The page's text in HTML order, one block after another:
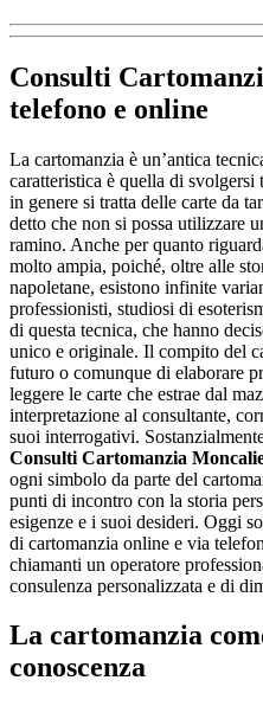
Consulti
telefono e online
La cartomanzia è un’antica
caratteristica è quella di svolgersi
in genere si tratta delle carte da
detto che non si possa utilizzare
ramino. Anche per quanto
molto ampia, poiché, oltre alle
napoletane, esistono infinite
professionisti, studiosi di
di questa tecnica, che hanno
unico e originale. Il compito del
futuro o comunque di elaborare
leggere le carte che estrae dal
interpretazione al consultante,
suoi interrogativi.
Consulti Cartomanzia
ogni simbolo da parte del
punti di incontro con la storia
esigenze e i suoi desideri. Oggi
di cartomanzia online e via
chiamanti un operatore
consulenza personalizzata e di
La cartomanzia
conoscenza